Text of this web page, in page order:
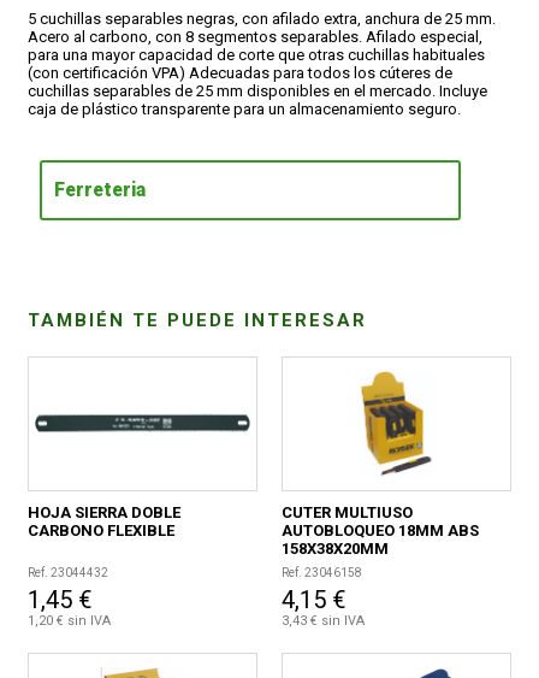
5 cuchillas separables negras, con afilado extra, anchura de 25 mm.
Acero al carbono, con 8 segmentos separables. Afilado especial,
para una mayor capacidad de corte que otras cuchillas habituales
(con certificación VPA) Adecuadas para todos los cúteres de
cuchillas separables de 25 mm disponibles en el mercado. Incluye
caja de plástico transparente para un almacenamiento seguro.
Ferreteria
TAMBIÉN TE PUEDE INTERESAR
HOJA SIERRA DOBLE
CARBONO FLEXIBLE
Ref. 23044432
1,45 €
1,20 € sin IVA
CUTER MULTIUSO
AUTOBLOQUEO 18MM ABS
158X38X20MM
Ref. 23046158
4,15 €
3,43 € sin IVA
CONDICIONES